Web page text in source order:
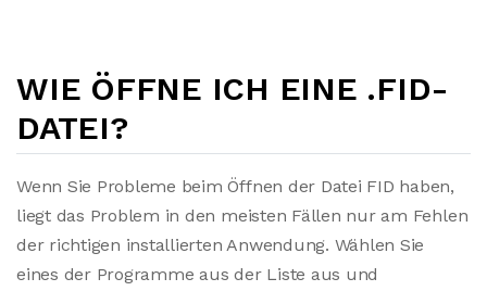
WIE ÖFFNE ICH EINE .FID-
DATEI?
Wenn Sie Probleme beim Öffnen der Datei FID haben,
liegt das Problem in den meisten Fällen nur am Fehlen
der richtigen installierten Anwendung. Wählen Sie
eines der Programme aus der Liste aus und